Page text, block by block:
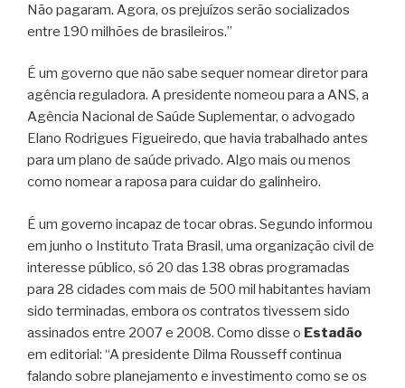
Não pagaram. Agora, os prejuízos serão socializados
entre 190 milhões de brasileiros.”
É um governo que não sabe sequer nomear diretor para
agência reguladora. A presidente nomeou para a ANS, a
Agência Nacional de Saúde Suplementar, o advogado
Elano Rodrigues Figueiredo, que havia trabalhado antes
para um plano de saúde privado. Algo mais ou menos
como nomear a raposa para cuidar do galinheiro.
É um governo incapaz de tocar obras. Segundo informou
em junho o Instituto Trata Brasil, uma organização civil de
interesse público, só 20 das 138 obras programadas
para 28 cidades com mais de 500 mil habitantes haviam
sido terminadas, embora os contratos tivessem sido
assinados entre 2007 e 2008. Como disse o Estadão
em editorial: “A presidente Dilma Rousseff continua
falando sobre planejamento e investimento como se os